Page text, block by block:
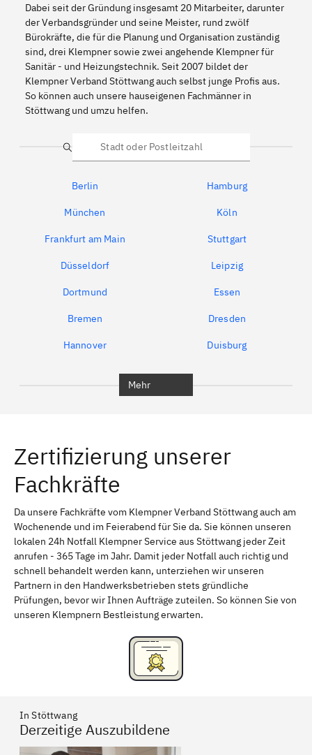
Dabei seit der Gründung insgesamt 20 Mitarbeiter, darunter
der Verbandsgründer und seine Meister, rund zwölf
Bürokräfte, die für die Planung und Organisation zuständig
sind, drei Klempner sowie zwei angehende Klempner für
Sanitär - und Heizungstechnik. Seit 2007 bildet der
Klempner Verband Stöttwang auch selbst junge Profis aus.
So können auch unsere hauseigenen Fachmänner in
Stöttwang und umzu helfen.
Suche
Berlin Hamburg
München Köln
Frankfurt am Main Stuttgart
Düsseldorf Leipzig
Dortmund Essen
Bremen Dresden
Hannover Duisburg
Erlangen Bamberg
Bayreuth
Schweinfurt Passau
Freising Rudelsdorf, Mittelfranken
Mehr
Zertifizierung unserer
Fachkräfte
Da unsere Fachkräfte vom Klempner Verband Stöttwang auch am
Wochenende und im Feierabend für Sie da. Sie können unseren
lokalen 24h Notfall Klempner Service aus Stöttwang jeder Zeit
anrufen - 365 Tage im Jahr. Damit jeder Notfall auch richtig und
schnell behandelt werden kann, unterziehen wir unseren
Partnern in den Handwerksbetrieben stets gründliche
Prüfungen, bevor wir Ihnen Aufträge zuteilen. So können Sie von
unseren Klempnern Bestleistung erwarten.
In Stöttwang
Derzeitige Auszubildene